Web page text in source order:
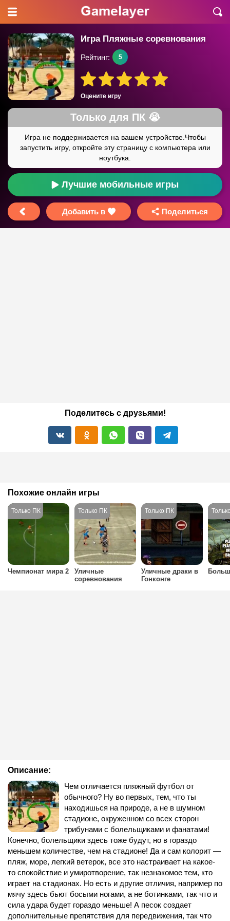
Игра Пляжные соревнования
Оцените игру
Рейтинг: 5
Лучшие мобильные игры
Добавить в Поделиться
Поделитесь с друзьями!
Описание:
Чем отличается пляжный футбол от
обычного? Ну во первых, тем, что ты
находишься на природе, а не в шумном
стадионе, окруженном со всех сторон
трибунами с болельщиками и фанатами!
Конечно, болельщики здесь тоже будут, но в гораздо
меньшем количестве, чем на стадионе! Да и сам колорит —
пляж, море, легкий ветерок, все это настраивает на какое-
то спокойствие и умиротворение, так незнакомое тем, кто
играет на стадионах. Но есть и другие отличия, например по
мячу здесь бьют босыми ногами, а не ботинками, так что и
сила удара будет гораздо меньше! А песок создает
дополнительные препятствия для передвижения, так что
Похожие онлайн игры
Чемпионат мира 2
Уличные
соревнования
Уличные драки в
Гонконге